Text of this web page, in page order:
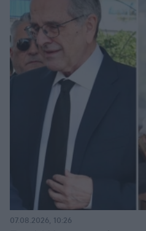
07.08.2026, 10:26